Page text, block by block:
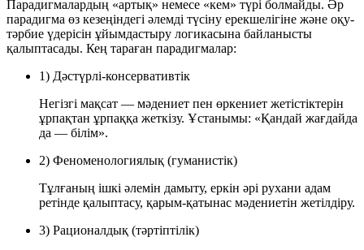
Парадигмалардың «артық» немесе «кем» түрі болмайды. Әр
парадигма өз кезеңіндегі әлемді түсіну ерекшелігіне және оқу-
тәрбие үдерісін ұйымдастыру логикасына байланысты
қалыптасады. Кең тараған парадигмалар:
1) Дәстүрлі-консервативтік
Негізгі мақсат — мәдениет пен өркениет жетістіктерін
ұрпақтан ұрпаққа жеткізу. Ұстанымы: «Қандай жағдайда
да — білім».
2) Феноменологиялық (гуманистік)
Тұлғаның ішкі әлемін дамыту, еркін әрі рухани адам
ретінде қалыптасу, қарым-қатынас мәдениетін жетілдіру.
3) Рационалдық (тәртіптілік)